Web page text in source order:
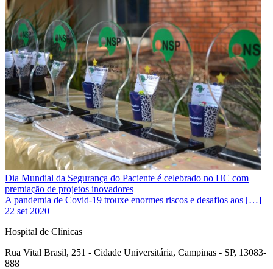
Dia Mundial da Segurança do Paciente é celebrado no HC com
premiação de projetos inovadores
A pandemia de Covid-19 trouxe enormes riscos e desafios aos […]
22 set 2020
Hospital de Clínicas
Rua Vital Brasil, 251 - Cidade Universitária, Campinas - SP, 13083-
888